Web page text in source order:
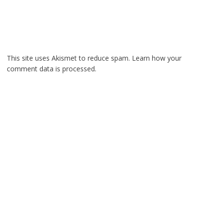
This site uses Akismet to reduce spam. Learn how your
comment data is processed.